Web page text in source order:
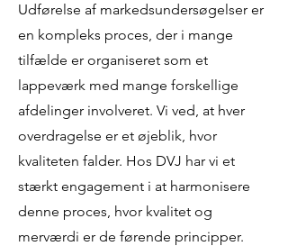
Udførelse af markedsundersøgelser er
en kompleks proces, der i mange
tilfælde er organiseret som et
lappeværk med mange forskellige
afdelinger involveret. Vi ved, at hver
overdragelse er et øjeblik, hvor
kvaliteten falder. Hos DVJ har vi et
stærkt engagement i at harmonisere
denne proces, hvor kvalitet og
merværdi er de førende principper.